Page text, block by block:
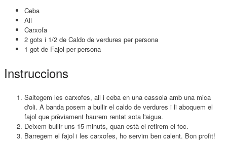
Ceba
All
Carxofa
2 gots i 1/2 de Caldo de verdures per persona
1 got de Fajol per persona
Instruccions
Saltegem les carxofes, all i ceba en una cassola amb una mica
d'oli. A banda posem a bullir el caldo de verdures i li aboquem el
fajol que prèviament haurem rentat sota l'aigua.
Deixem bullir uns 15 minuts, quan està el retirem el foc.
Barregem el fajol i les carxofes, ho servim ben calent. Bon profit!